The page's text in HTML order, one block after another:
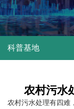
科普基地
农村污水
农村污水处理有四难